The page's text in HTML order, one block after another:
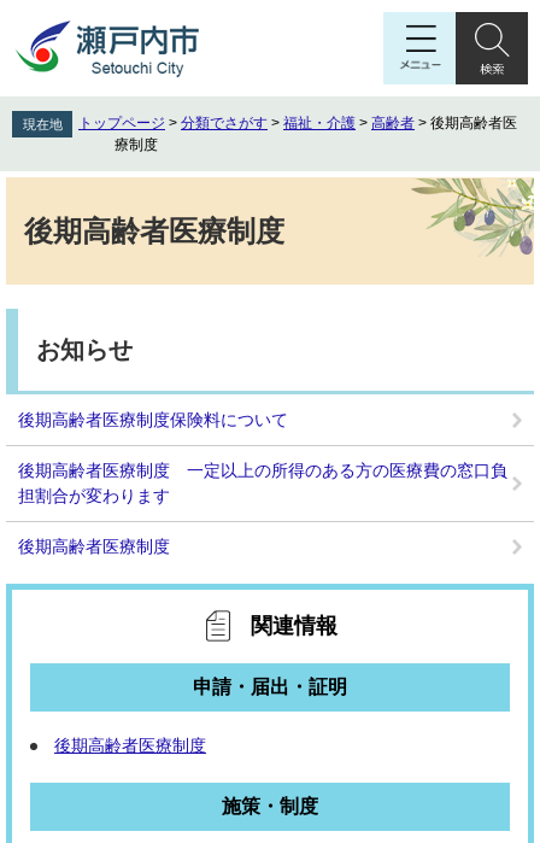
先
頭
を
飛
へ
現在地 トップページ > 分類でさがす > 福祉・介護 > 高齢者 > 後期高齢者医
療制度
後期高齢者医療制度
お知らせ
後期高齢者医療制度保険料について
後期高齢者医療制度 一定以上の所得のある方の医療費の窓口負
担割合が変わります
後期高齢者医療制度
関連情報
申請・届出・証明
後期高齢者医療制度
施策・制度